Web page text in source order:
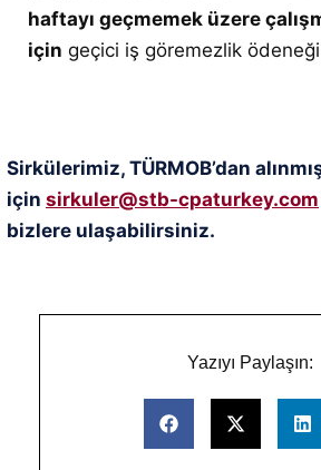
haftayı geçmemek üzere
için geçici iş göremezlik
Sirkülerimiz, TÜRMOB’dan
için sirkuler@stb-cpaturkey.com
bizlere ulaşabilirsiniz.
Yazıyı Paylaşın: